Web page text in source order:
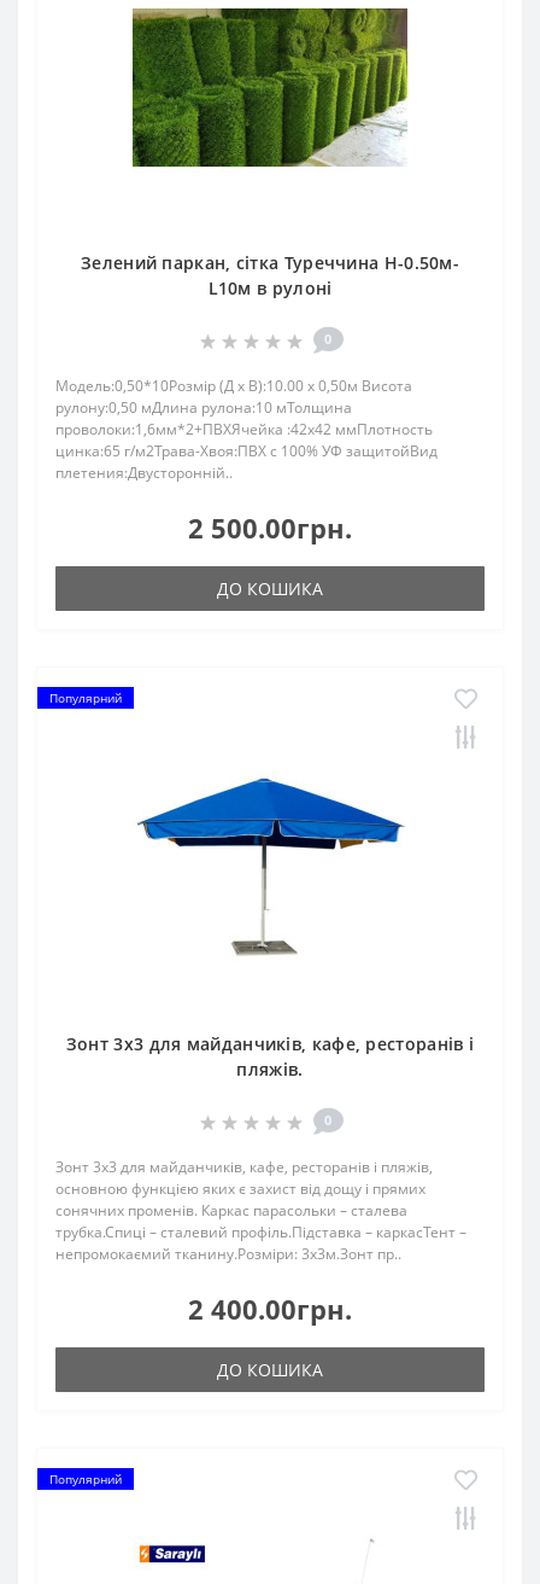
Зелений паркан, сітка Туреччина H-0.50м-
L10м в рулоні
0
Модель:0,50*10Розмір (Д x В):10.00 x 0,50м Висота
рулону:0,50 мДлина рулона:10 мТолщина
проволоки:1,6мм*2+ПВХЯчейка :42х42 ммПлотность
цинка:65 г/м2Трава-Хвоя:ПBX c 100% УФ зaщитoйВид
плетения:Двусторонній..
2 500.00грн.
ДО КОШИКА
Популярний
Зонт 3х3 для майданчиків, кафе, ресторанів і
пляжів.
0
Зонт 3х3 для майданчиків, кафе, ресторанів і пляжів,
основною функцією яких є захист від дощу і прямих
сонячних променів. Каркас парасольки – сталева
трубка.Спиці – сталевий профіль.Підставка – каркасТент –
непромокаємий тканину.Розміри: 3х3м.Зонт пр..
2 400.00грн.
ДО КОШИКА
Популярний